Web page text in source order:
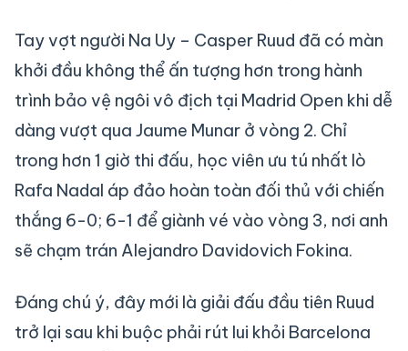
Tay vợt người Na Uy – Casper Ruud đã có màn
khởi đầu không thể ấn tượng hơn trong hành
trình bảo vệ ngôi vô địch tại Madrid Open khi dễ
dàng vượt qua Jaume Munar ở vòng 2. Chỉ
trong hơn 1 giờ thi đấu, học viên ưu tú nhất lò
Rafa Nadal áp đảo hoàn toàn đối thủ với chiến
thắng 6-0; 6-1 để giành vé vào vòng 3, nơi anh
sẽ chạm trán Alejandro Davidovich Fokina.
Đáng chú ý, đây mới là giải đấu đầu tiên Ruud
trở lại sau khi buộc phải rút lui khỏi Barcelona